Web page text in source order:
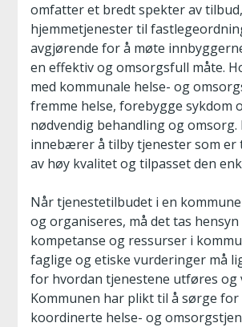
omfatter et bredt spekter av
hjemmetjenester til
avgjørende for å møte
en effektiv og omsorgsfull måte.
med kommunale helse- og
fremme helse, forebygge sykdom
nødvendig behandling og omsorg.
innebærer å tilby tjenester som er
av høy kvalitet og tilpasset den
Når tjenestetilbudet i en
og organiseres, må det tas hensyn
kompetanse og ressurser i
faglige og etiske vurderinger må
for hvordan tjenestene utføres og
Kommunen har plikt til å sørge
koordinerte helse- og